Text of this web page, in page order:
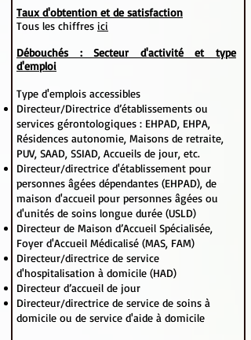
Taux d'obtention et de satisfaction
Tous les chiffres ici
Débouchés : Secteur d'activité et type
d'emploi
Type d'emplois accessibles
Directeur/Directrice d’établissements ou
services gérontologiques : EHPAD, EHPA,
Résidences autonomie, Maisons de retraite,
PUV, SAAD, SSIAD, Accueils de jour, etc.
Directeur/directrice d'établissement pour
personnes âgées dépendantes (EHPAD), de
maison d'accueil pour personnes âgées ou
d'unités de soins longue durée (USLD)
Directeur de Maison d’Accueil Spécialisée,
Foyer d'Accueil Médicalisé (MAS, FAM)
Directeur/directrice de service
d'hospitalisation à domicile (HAD)
Directeur d’accueil de jour
Directeur/directrice de service de soins à
domicile ou de service d'aide à domicile